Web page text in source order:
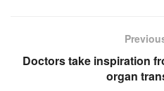
Doctors take inspiration
organ